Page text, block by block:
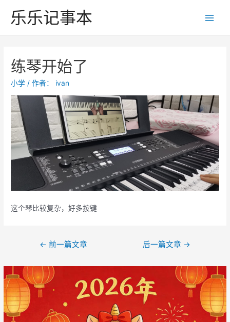
乐乐记事本
练琴开始了
小学 / 作者： ivan
这个琴比较复杂，好多按键
导
航
← 前一篇文章 后一篇文章 →